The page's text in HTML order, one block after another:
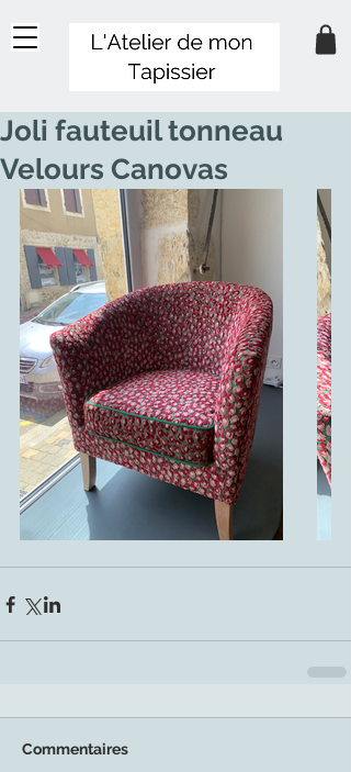
Joli fauteuil tonneau
Velours Canovas
Commentaires